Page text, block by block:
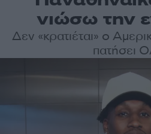
νιώσω την
Δεν «κρατιέται» ο
πατήσει